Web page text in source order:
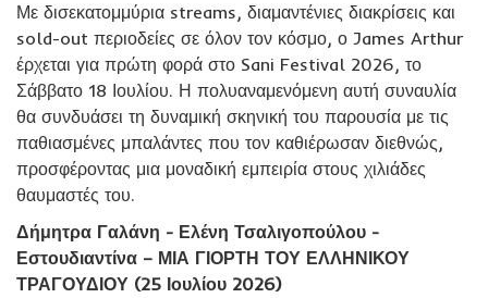
Με δισεκατομμύρια streams, διαμαντένιες διακρίσεις και
sold-out περιοδείες σε όλον τον κόσμο, ο James Arthur
έρχεται για πρώτη φορά στο Sani Festival 2026, το
Σάββατο 18 Ιουλίου. Η πολυαναμενόμενη αυτή συναυλία
θα συνδυάσει τη δυναμική σκηνική του παρουσία με τις
παθιασμένες μπαλάντες που τον καθιέρωσαν διεθνώς,
προσφέροντας μια μοναδική εμπειρία στους χιλιάδες
θαυμαστές του.
Δήμητρα Γαλάνη - Ελένη Τσαλιγοπούλου -
Εστουδιαντίνα – ΜΙΑ ΓΙΟΡΤΗ ΤΟΥ ΕΛΛΗΝΙΚΟΥ
ΤΡΑΓΟΥΔΙΟΥ (25 Ιουλίου 2026)